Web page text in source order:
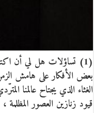
(1) تساؤلات هل لي أن
بعض الأفكار على هامش
الغثاء الذي يجتاح عالمنا
قيود زنازين العصور